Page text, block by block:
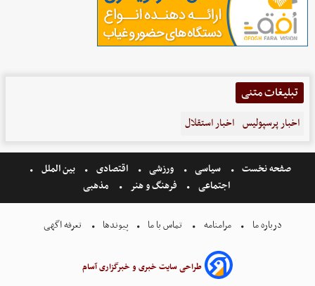
تبلیغات متنی
اخبار پرسپولیس اخبار استقلال
صفحه نخست سیاسی ورزشی اقتصادی
بین الملل
اجتماعی
فرهنگ و هنر مذهبی
درباره ما مرامنامه تماس با ما پیوندها تعرفه اگهی
طراحی سایت خبری و خبرگزاری آسام